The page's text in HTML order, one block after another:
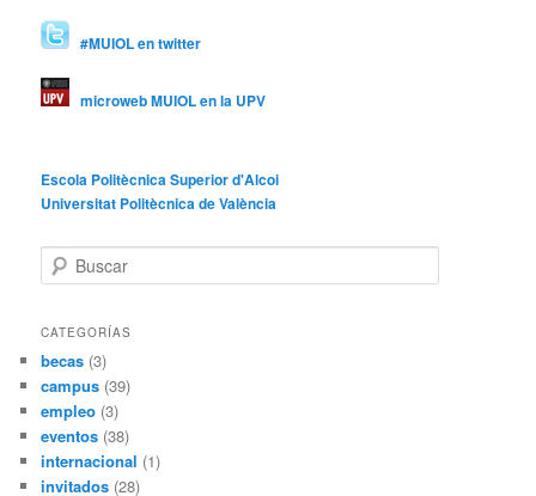
#MUIOL en twitter
microweb MUIOL en la UPV
Escola Politècnica Superior d'Alcoi
Universitat Politècnica de València
u
c
r
CATEGORÍAS
becas (3)
campus (39)
empleo (3)
eventos (38)
internacional (1)
invitados (28)